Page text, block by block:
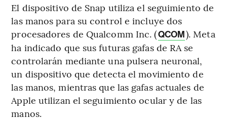
El dispositivo de Snap utiliza el seguimiento de
las manos para su control e incluye dos
procesadores de Qualcomm Inc. (QCOM). Meta
ha indicado que sus futuras gafas de RA se
controlarán mediante una pulsera neuronal,
un dispositivo que detecta el movimiento de
las manos, mientras que las gafas actuales de
Apple utilizan el seguimiento ocular y de las
manos.